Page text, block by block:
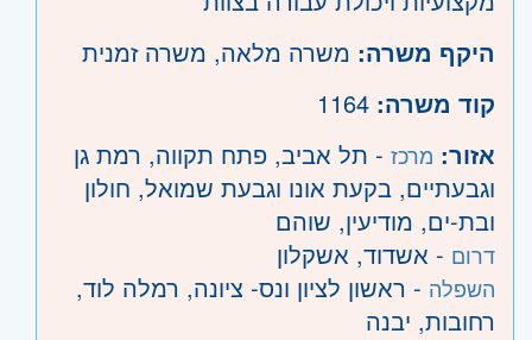
היקף משרה: משרה מלאה, משרה זמנית
קוד משרה:
אזור: מרכז - תל אביב, פתח תקווה, רמת גן
וגבעתיים, בקעת אונו וגבעת שמואל, חולון
ובת-ים, מודיעין, שוהם
דרום - אשדוד, אשקלון
השפלה - ראשון לציון ונס- ציונה, רמלה לוד,
רחובות, יבנה